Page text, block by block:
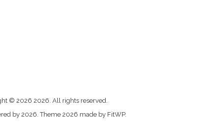
contacter
© 2026 2026. All rights reserved.
by 2026. Theme 2026 made by FitWP.